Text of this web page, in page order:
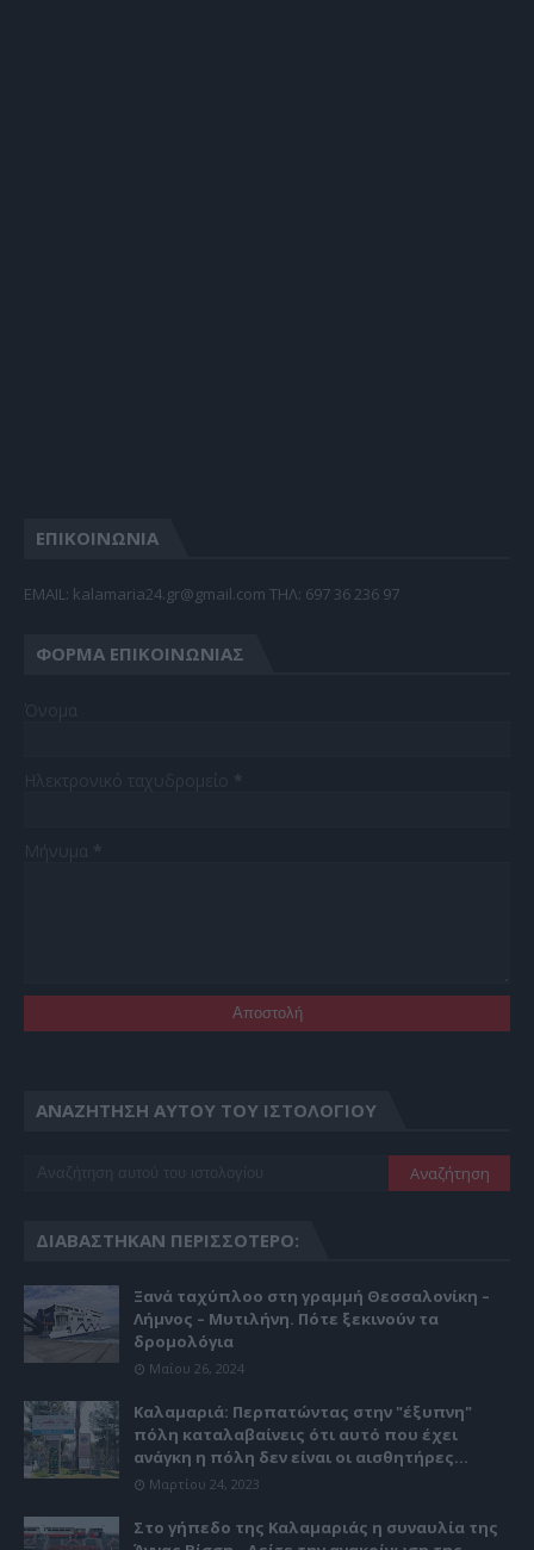
ΕΠΙΚΟΙΝΩΝΙΑ
EMAIL: kalamaria24.gr@gmail.com TΗΛ: 697 36 236 97
ΦΌΡΜΑ ΕΠΙΚΟΙΝΩΝΊΑΣ
ΑΝΑΖΉΤΗΣΗ ΑΥΤΟΎ ΤΟΥ ΙΣΤΟΛΟΓΊΟΥ
ΔΙΑΒΆΣΤΗΚΑΝ ΠΕΡΙΣΣΌΤΕΡΟ:
Ξανά ταχύπλοο στη γραμμή Θεσσαλονίκη –
Λήμνος – Μυτιλήνη. Πότε ξεκινούν τα
δρομολόγια
Μαΐου 26, 2024
Καλαμαριά: Περπατώντας στην "έξυπνη"
πόλη καταλαβαίνεις ότι αυτό που έχει
ανάγκη η πόλη δεν είναι οι αισθητήρες...
Μαρτίου 24, 2023
Στο γήπεδο της Καλαμαριάς η συναυλία της